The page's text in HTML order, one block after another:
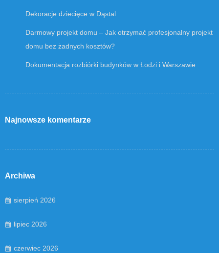
Dekoracje dziecięce w Dąstal
Darmowy projekt domu – Jak otrzymać profesjonalny projekt
domu bez żadnych kosztów?
Dokumentacja rozbiórki budynków w Łodzi i Warszawie
Najnowsze komentarze
Archiwa
sierpień 2026
lipiec 2026
czerwiec 2026